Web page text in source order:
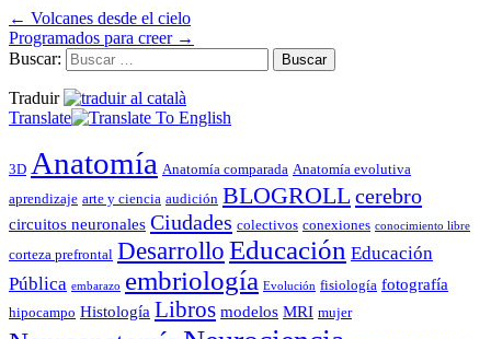
← Volcanes desde el cielo
Programados para creer →
Buscar:
Traduir
Translate
3D Anatomía Anatomía comparada Anatomía evolutiva
aprendizaje arte y ciencia audición BLOGROLLcerebro
circuitos neuronales Ciudades colectivos conexiones conocimiento libre
corteza prefrontal Desarrollo Educación Educación
Pública embarazo embriología Evolución fisiología fotografía
hipocampo Histología Libros modelos MRI mujer